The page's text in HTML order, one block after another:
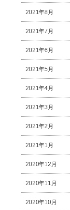
2021年8月
2021年7月
2021年6月
2021年5月
2021年4月
2021年3月
2021年2月
2021年1月
2020年12月
2020年11月
2020年10月